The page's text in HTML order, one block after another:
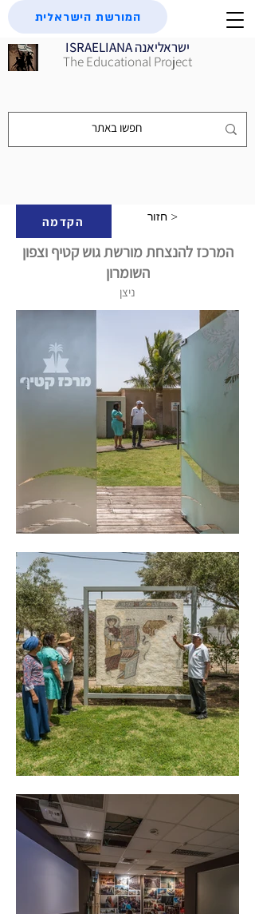
ISRAELIANA ישראליאנה
The Educational Project
המורשת הישראלית
הקדמה חזור >
המרכז להנצחת מורשת גוש קטיף וצפון
השומרון
ניצן